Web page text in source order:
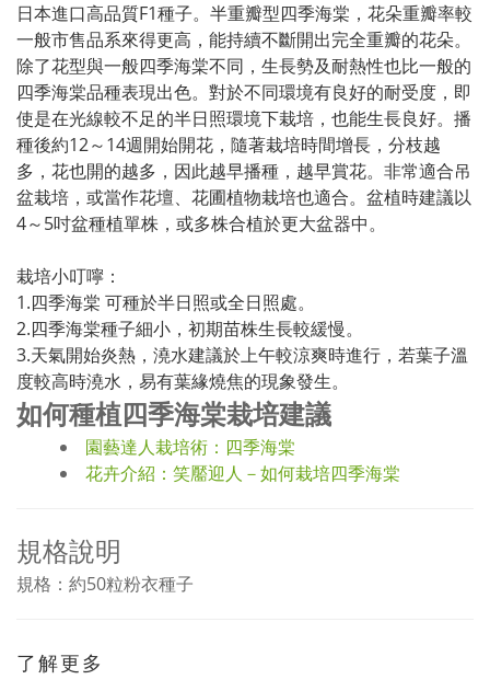
日本進口高品質F1種子。半重瓣型四季海棠，花朵重瓣率較
一般市售品系來得更高，能持續不斷開出完全重瓣的花朵。
除了花型與一般四季海棠不同，生長勢及耐熱性也比一般的
四季海棠品種表現出色。對於不同環境有良好的耐受度，即
使是在光線較不足的半日照環境下栽培，也能生長良好。播
種後約12～14週開始開花，隨著栽培時間增長，分枝越
多，花也開的越多，因此越早播種，越早賞花。非常適合吊
盆栽培，或當作花壇、花圃植物栽培也適合。盆植時建議以
4～5吋盆種植單株，或多株合植於更大盆器中。
栽培小叮嚀：
1.四季海棠 可種於半日照或全日照處。
2.四季海棠種子細小，初期苗株生長較緩慢。
3.天氣開始炎熱，澆水建議於上午較涼爽時進行，若葉子溫
度較高時澆水，易有葉緣燒焦的現象發生。
如何種植四季海棠栽培建議
園藝達人栽培術：四季海棠
花卉介紹：笑靨迎人－如何栽培四季海棠
規格說明
規格：約50粒粉衣種子
了解更多